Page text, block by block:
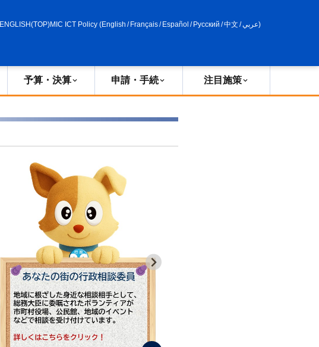
ENGLISH(TOP)MIC ICT Policy (English / Français/ Español / Русский /中文 /عربي)
予算・決算 申請・手続 注目施策